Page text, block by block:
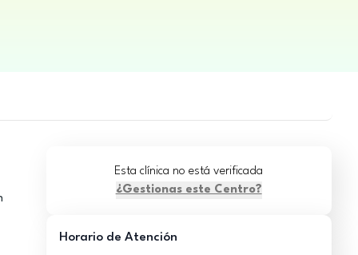
Esta clínica no está verificada
¿Gestionas este Centro?
Horario de Atención